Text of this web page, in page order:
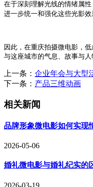
在于深刻理解光线的情绪属
进一步统一和强化这些光影
因此，在重庆拍摄微电影，
与这座城市的气息、故事与
上一条： 企业年会与大型
下一条： 产品三维动画
相关新闻
品牌形象微电影如何实现
2026-05-06
婚礼微电影与婚礼纪实的
2026-03-19